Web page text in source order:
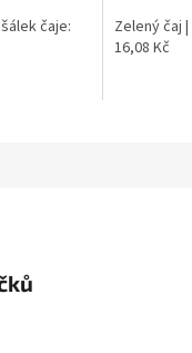
čaje:
Zelený čaj
16,08 Kč